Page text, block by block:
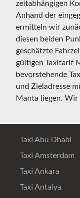
zeitabhängigen
Anhand der
ermitteln wir
diesen beiden
geschätzte
gültigen Taxitarif
bevorstehende
und Zieladresse
Manta liegen.
Taxi Abu Dhabi
Taxi Amsterdam
Taxi Ankara
Taxi Antalya